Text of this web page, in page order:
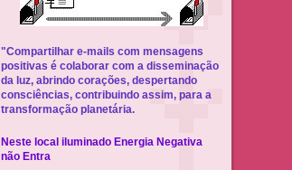
"Compartilhar e-mails com mensagens
positivas é colaborar com a disseminação
da luz, abrindo corações, despertando
consciências, contribuindo assim, para a
transformação planetária.
Neste local iluminado Energia Negativa
não Entra